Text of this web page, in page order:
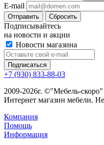
E-mail
Сбросить
Подписывайтесь
на новости и акции
Новости магазина
+7 (930) 833-88-03
2009-2026г. ©"Мебель-скоро"
Интернет магазин мебели.
Компания
Помощь
Информация